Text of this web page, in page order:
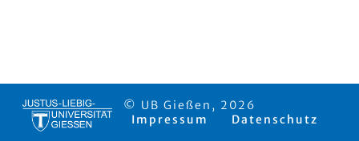
© UB Gießen, 2026
Impressum
Datenschutz